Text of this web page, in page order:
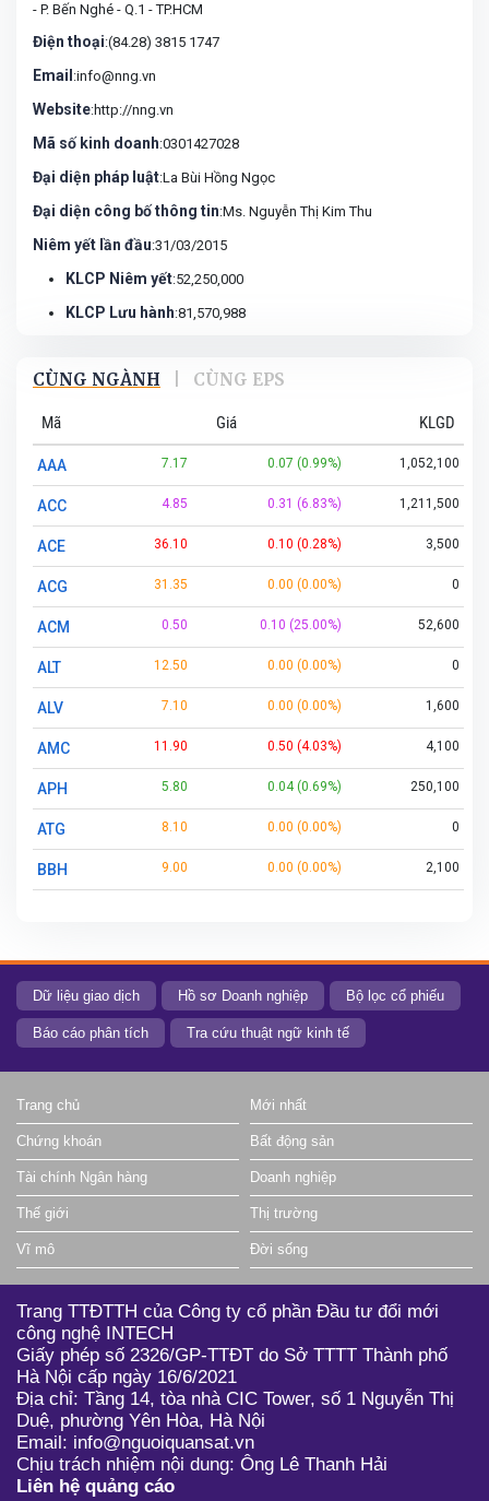
- P. Bến Nghé - Q.1 - TP.HCM
Điện thoại:(84.28) 3815 1747
Email :info@nng.vn
Website:http://nng.vn
Mã số kinh doanh:0301427028
Đại diện pháp luật:La Bùi Hồng Ngọc
Đại diện công bố thông tin:Ms. Nguyễn Thị Kim Thu
Niêm yết lần đầu:31/03/2015
KLCP Niêm yết:52,250,000
KLCP Lưu hành:81,570,988
CÙNG NGÀNH CÙNG EPS
Mã Giá KLGD
AAA 7.17 0.07 (0.99%) 1,052,100
ACC 4.85 0.31 (6.83%) 1,211,500
ACE 36.10 0.10 (0.28%) 3,500
ACG 31.35 0.00 (0.00%) 0
ACM 0.50 0.10 (25.00%) 52,600
ALT 12.50 0.00 (0.00%) 0
ALV 7.10 0.00 (0.00%) 1,600
AMC 11.90 0.50 (4.03%) 4,100
APH 5.80 0.04 (0.69%) 250,100
ATG 8.10 0.00 (0.00%) 0
BBH 9.00 0.00 (0.00%) 2,100
BCB 2.20 0.00 (0.00%)
BCC 6.00 0.00 (0.00%)
BDT 9.40 0.30 (3.30%) 3,100
BHC 0.00 (0.00%)
BKC 0.60 (4.17%)
BKG
BMC 11.30 0.10 (0.89%) 10,500
BMJ 13.50 0.80 (6.30%) 7,000
BMP 149.30 1.70 (1.15%) 50,600
BPC 12.50 0.00 (0.00%)
BRC 12.00 0.00 (0.00%) 0
BT6 3.40
BTD 18.60 0.00 (0.00%)
Dữ liệu giao dịch Hồ sơ Doanh nghiệp Bộ lọc cổ phiếu
Báo cáo phân tích Tra cứu thuật ngữ kinh tế
Trang chủ Mới nhất
Chứng khoán Bất động sản
Tài chính Ngân hàng Doanh nghiệp
Thế giới Thị trường
Vĩ mô Đời sống
Trang TTĐTTH của Công ty cổ phần Đầu tư đổi mới
công nghệ INTECH
Giấy phép số 2326/GP-TTĐT do Sở TTTT Thành phố
Hà Nội cấp ngày 16/6/2021
Địa chỉ: Tầng 14, tòa nhà CIC Tower, số 1 Nguyễn Thị
Duệ, phường Yên Hòa, Hà Nội
Email: info@nguoiquansat.vn
Chịu trách nhiệm nội dung: Ông Lê Thanh Hải
Liên hệ quảng cáo